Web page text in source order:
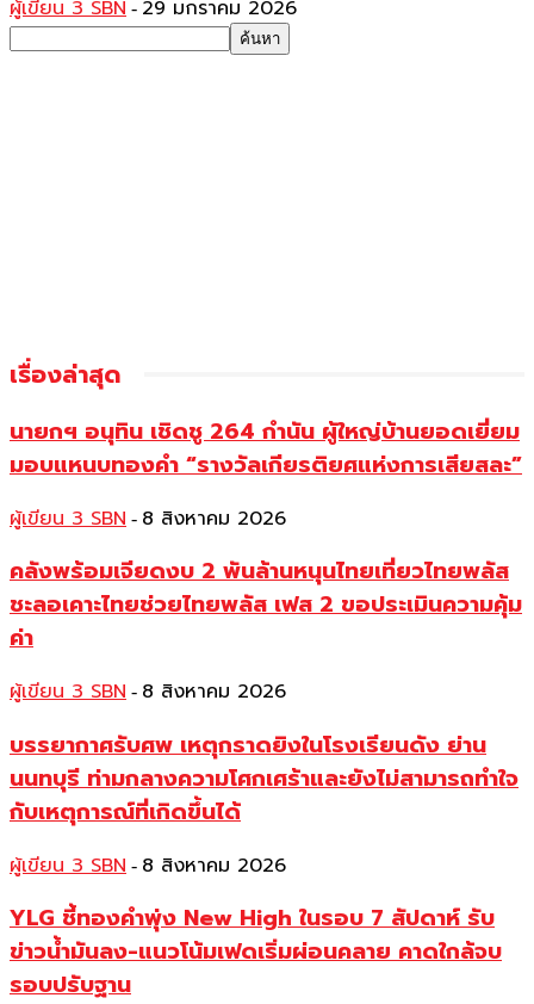
ผู้เขียน 3 SBN - 29 มกราคม 2026
เรื่องล่าสุด
นายกฯ อนุทิน เชิดชู 264 กำนัน ผู้ใหญ่บ้านยอดเยี่ยม
มอบแหนบทองคำ “รางวัลเกียรติยศแห่งการเสียสละ”
ผู้เขียน 3 SBN - 8 สิงหาคม 2026
คลังพร้อมเจียดงบ 2 พันล้านหนุนไทยเที่ยวไทยพลัส
ชะลอเคาะไทยช่วยไทยพลัส เฟส 2 ขอประเมินความคุ้ม
ค่า
ผู้เขียน 3 SBN - 8 สิงหาคม 2026
บรรยากาศรับศพ เหตุกราดยิงในโรงเรียนดัง ย่าน
นนทบุรี ท่ามกลางความโศกเศร้าและยังไม่สามารถทำใจ
กับเหตุการณ์ที่เกิดขึ้นได้
ผู้เขียน 3 SBN - 8 สิงหาคม 2026
YLG ชี้ทองคำพุ่ง New High ในรอบ 7 สัปดาห์ รับ
ข่าวน้ำมันลง-แนวโน้มเฟดเริ่มผ่อนคลาย คาดใกล้จบ
รอบปรับฐาน